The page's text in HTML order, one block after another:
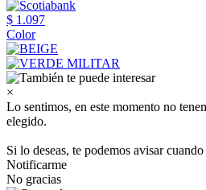
$ 1.097
Color
×
Lo sentimos, en este momento no
elegido.
Si lo deseas, te podemos avisar
Notificarme
No gracias